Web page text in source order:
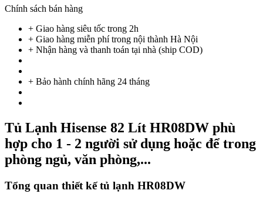
Chính sách bán hàng
+ Giao hàng siêu tốc trong 2h
+ Giao hàng miễn phí trong nội thành Hà Nội
+ Nhận hàng và thanh toán tại nhà (ship COD)
+ Bảo hành chính hãng 24 tháng
Tủ Lạnh Hisense 82 Lít HR08DW phù
hợp cho 1 - 2 người sử dụng hoặc để trong
phòng ngủ, văn phòng,...
Tổng quan thiết kế tủ lạnh HR08DW